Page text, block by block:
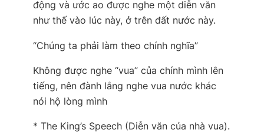
động và ước ao được nghe một diễn văn
như thế vào lúc này, ở trên đất nước này.
“Chúng ta phải làm theo chính nghĩa”
Không được nghe “vua” của chính mình lên
tiếng, nên đành lắng nghe vua nước khác
nói hộ lòng mình
* The King’s Speech (Diễn văn của nhà vua).